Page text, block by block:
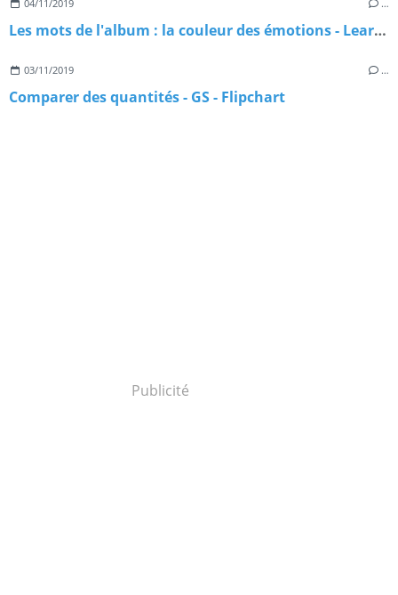
04/11/2019 …
Les mots de l'album : la couleur des émotions - Learningapps
03/11/2019 …
Comparer des quantités - GS - Flipchart
Publicité